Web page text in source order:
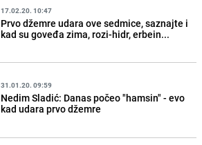
17.02.20. 10:47
Prvo džemre udara ove sedmice, saznajte i
kad su goveđa zima, rozi-hidr, erbein...
31.01.20. 09:59
Nedim Sladić: Danas počeo "hamsin" - evo
kad udara prvo džemre